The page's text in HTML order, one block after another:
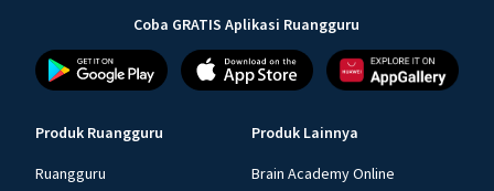
Coba GRATIS Aplikasi Ruangguru
Produk Ruangguru
Ruangguru
Produk Lainnya
Brain Academy Online